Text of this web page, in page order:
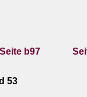
Seite b97
53